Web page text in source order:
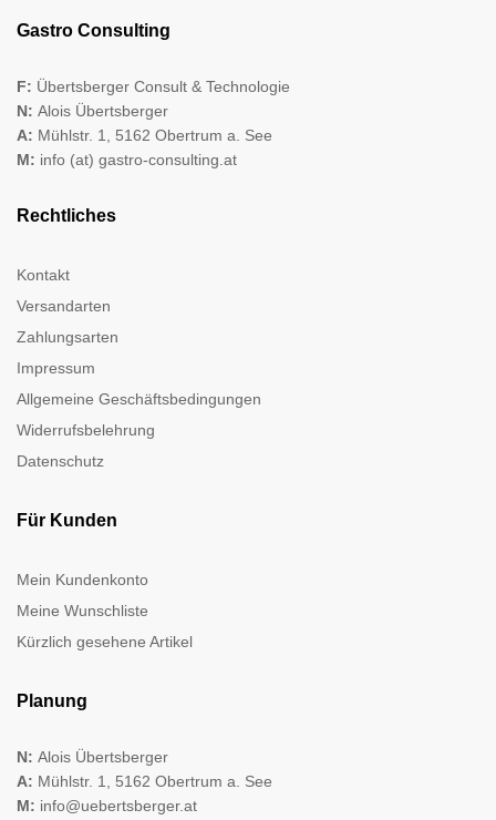
Gastro Consulting
F: Übertsberger Consult & Technologie
N: Alois Übertsberger
A: Mühlstr. 1, 5162 Obertrum a. See
M: info (at) gastro-consulting.at
Rechtliches
Kontakt
Versandarten
Zahlungsarten
Impressum
Allgemeine Geschäftsbedingungen
Widerrufsbelehrung
Datenschutz
Für Kunden
Mein Kundenkonto
Meine Wunschliste
Kürzlich gesehene Artikel
Planung
N: Alois Übertsberger
A: Mühlstr. 1, 5162 Obertrum a. See
M: info@uebertsberger.at